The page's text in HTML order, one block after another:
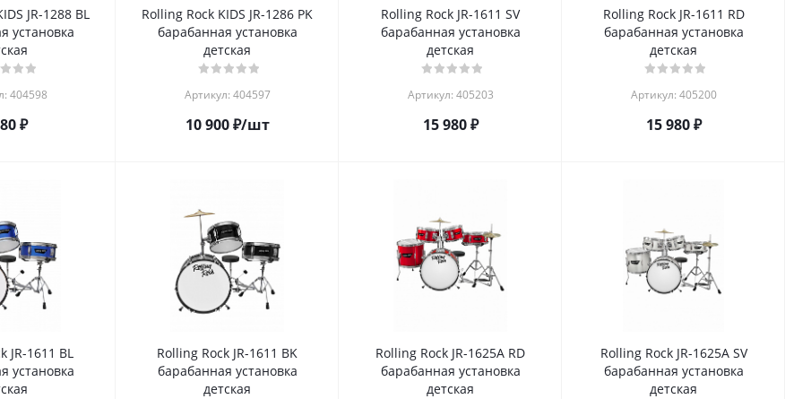
JR-1288 BL
установка
404598
₽
Rolling Rock KIDS JR-1286 PK
барабанная установка
детская
Артикул: 404597
10 900₽/шт
Rolling Rock JR-1611 SV
барабанная установка
детская
Артикул: 405203
15 980₽
Rolling Rock JR-1611 RD
барабанная установка
детская
Артикул: 405200
15 980₽
JR-1611 BL
установка
Rolling Rock JR-1611 BK
барабанная установка
детская
Rolling Rock JR-1625A RD
барабанная установка
детская
Rolling Rock JR-1625A SV
барабанная установка
детская